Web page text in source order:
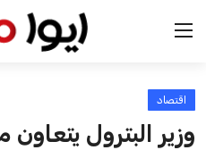
الرئيسية
اقتصاد
وزير البترول